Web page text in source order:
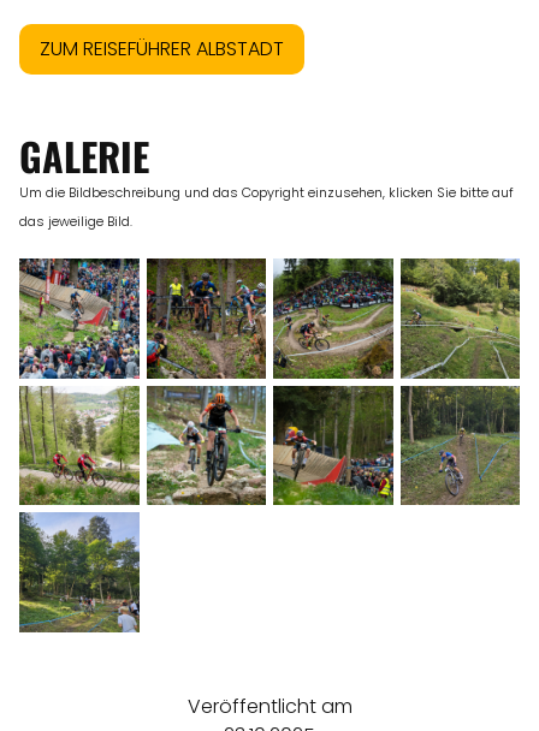
ZUM REISEFÜHRER ALBSTADT
GALERIE
Um die Bildbeschreibung und das Copyright einzusehen, klicken Sie bitte auf
das jeweilige Bild.
Veröffentlicht am